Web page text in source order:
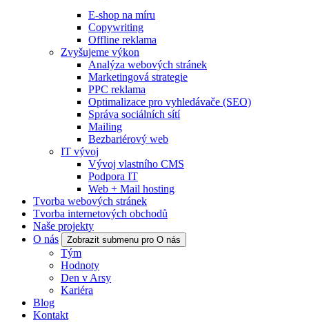
E-shop na míru
Copywriting
Offline reklama
Zvyšujeme výkon
Analýza webových stránek
Marketingová strategie
PPC reklama
Optimalizace pro vyhledávače (SEO)
Správa sociálních sítí
Mailing
Bezbariérový web
IT vývoj
Vývoj vlastního CMS
Podpora IT
Web + Mail hosting
Tvorba webových stránek
Tvorba internetových obchodů
Naše projekty
O nás
Zobrazit submenu pro O nás
Tým
Hodnoty
Den v Arsy
Kariéra
Blog
Kontakt